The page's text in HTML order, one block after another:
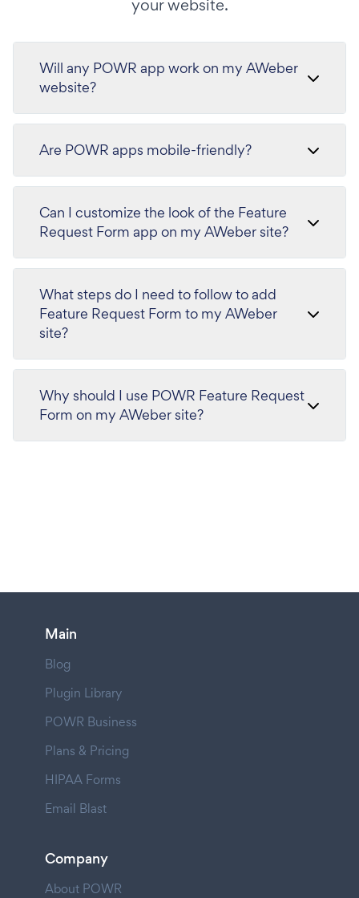
your website.
Will any POWR app work on my AWeber
website?
Are POWR apps mobile-friendly?
Can I customize the look of the Feature
Request Form app on my AWeber site?
What steps do I need to follow to add
Feature Request Form to my AWeber
site?
Why should I use POWR Feature Request
Form on my AWeber site?
Main
Blog
Plugin Library
POWR Business
Plans & Pricing
HIPAA Forms
Email Blast
Company
About POWR